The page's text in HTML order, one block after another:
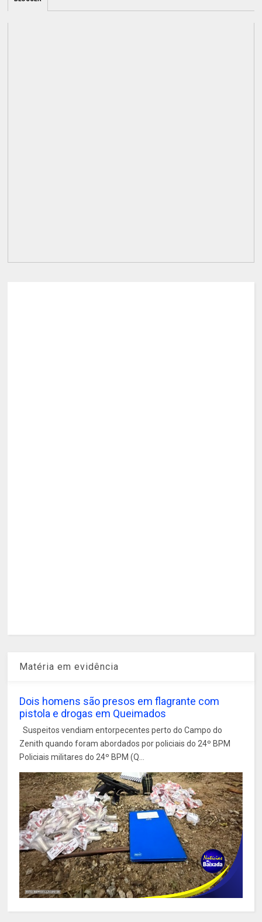
Matéria em evidência
Dois homens são presos em flagrante com
pistola e drogas em Queimados
Suspeitos vendiam entorpecentes perto do Campo do
Zenith quando foram abordados por policiais do 24º BPM
Policiais militares do 24º BPM (Q...